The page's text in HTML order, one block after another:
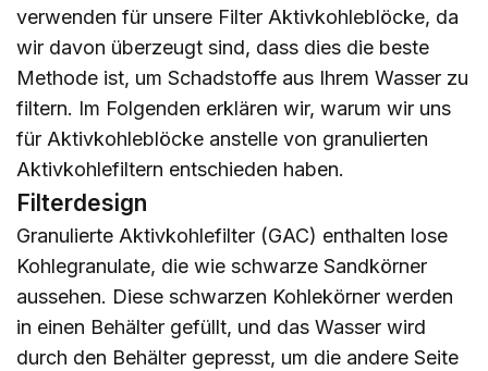
verwenden für unsere Filter Aktivkohleblöcke, da
wir davon überzeugt sind, dass dies die beste
Methode ist, um Schadstoffe aus Ihrem Wasser zu
filtern. Im Folgenden erklären wir, warum wir uns
für Aktivkohleblöcke anstelle von granulierten
Aktivkohlefiltern entschieden haben.
Filterdesign
Granulierte Aktivkohlefilter (GAC) enthalten lose
Kohlegranulate, die wie schwarze Sandkörner
aussehen. Diese schwarzen Kohlekörner werden
in einen Behälter gefüllt, und das Wasser wird
durch den Behälter gepresst, um die andere Seite